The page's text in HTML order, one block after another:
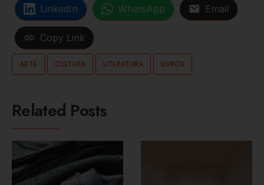
LinkedIn WhatsApp Email
Copy Link
ARTE CULTURA LITERATURA LIVROS
Related Posts